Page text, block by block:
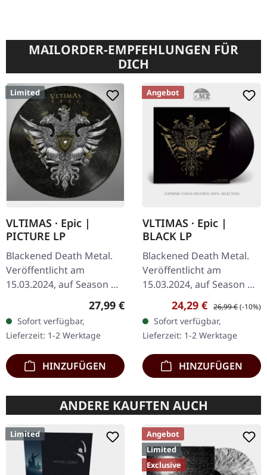
MAILORDER-EMPFEHLUNGEN FÜR
DICH
Limited
VLTIMAS · Epic |
PICTURE LP
Blackened Death Metal.
Veröffentlicht am
15.03.2024, auf Season Of
limitiert auf 500 Stück.
Regulärer Preis:
27,99 €
Sofort verfügbar,
Lieferzeit: 1-2 Werktage
HINZUFÜGEN
Angebot
VLTIMAS · Epic |
BLACK LP
Blackened Death Metal.
Veröffentlicht am
15.03.2024, auf Season Of
Mist. Schwarzes Vinyl im
Gatefold-Cover. Wenn
Extreme-Metal-Titanen…
Verkaufspreis:
24,29 € Regulärer Preis:
26,99 €(-10%)
Sofort verfügbar,
Lieferzeit: 1-2 Werktage
HINZUFÜGEN
ANDERE KAUFTEN AUCH
Limited
Angebot
Limited
Exclusive